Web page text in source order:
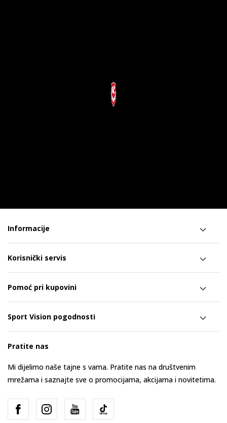
Informacije
Korisnički servis
Pomoć pri kupovini
Sport Vision pogodnosti
Pratite nas
Mi dijelimo naše tajne s vama. Pratite nas na društvenim
mrežama i saznajte sve o promocijama, akcijama i novitetima.